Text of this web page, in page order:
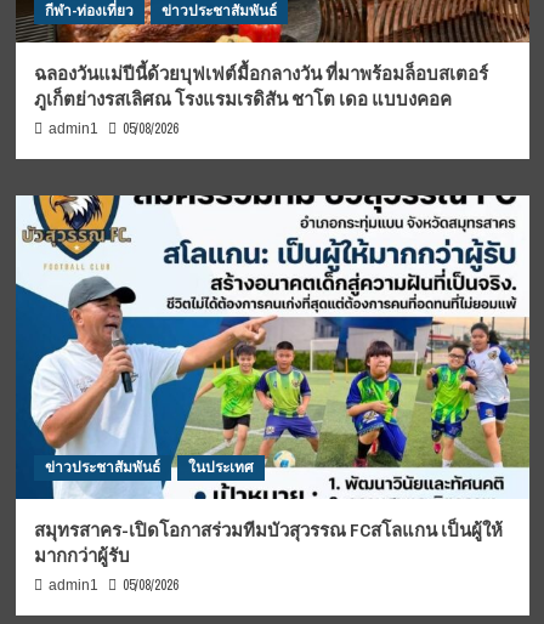
กีฬา-ท่องเที่ยว ข่าวประชาสัมพันธ์
ฉลองวันแม่ปีนี้ด้วยบุฟเฟต์มื้อกลางวัน ที่มาพร้อมล็อบสเตอร์
ภูเก็ตย่างรสเลิศณ โรงแรมเรดิสัน ชาโต เดอ แบบงคอค
admin1 05/08/2026
ข่าวประชาสัมพันธ์ ในประเทศ
สมุทรสาคร-เปิดโอกาสร่วมทีมบัวสุวรรณ FCสโลแกน เป็นผู้ให้
มากกว่าผู้รับ
admin1 05/08/2026